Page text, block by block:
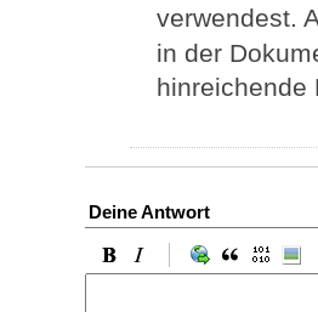
verwendest.
in der
hinreichende
Deine Antwort